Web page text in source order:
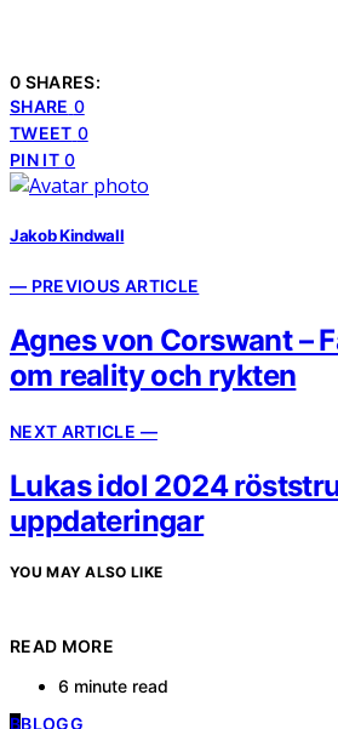
0 SHARES:
SHARE 0
TWEET 0
PIN IT 0
Jakob Kindwall
— PREVIOUS ARTICLE
Agnes von Corswant –
om reality och rykten
NEXT ARTICLE —
Lukas idol 2024
uppdateringar
YOU MAY ALSO LIKE
READ MORE
6 minute read
BBLOGG